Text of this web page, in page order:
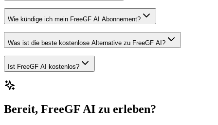
Wie kündige ich mein FreeGF AI Abonnement?
Was ist die beste kostenlose Alternative zu FreeGF AI?
Ist FreeGF AI kostenlos?
Bereit, FreeGF AI zu erleben?